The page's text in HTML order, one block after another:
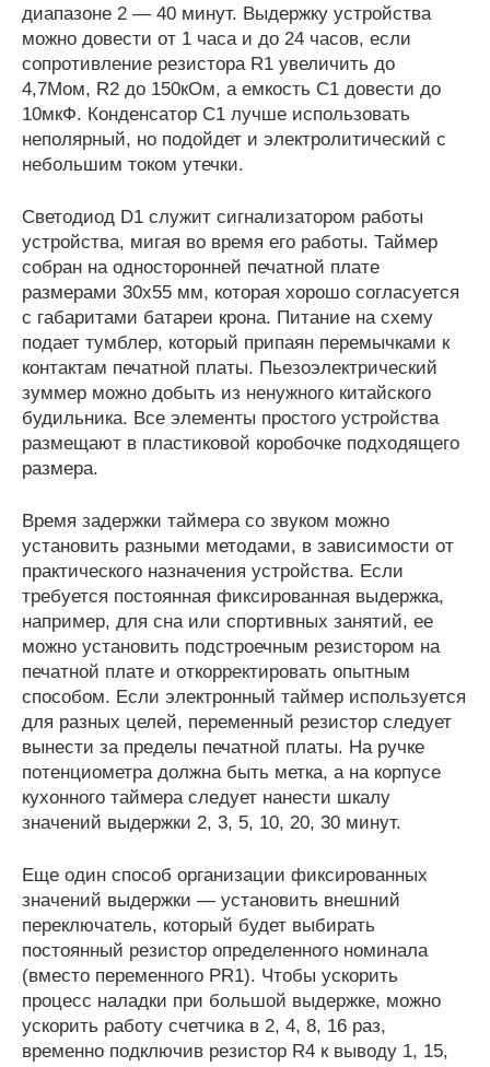
диапазоне 2 — 40 минут. Выдержку устройства
можно довести от 1 часа и до 24 часов, если
сопротивление резистора R1 увеличить до
4,7Мом, R2 до 150кОм, а емкость С1 довести до
10мкФ. Конденсатор С1 лучше использовать
неполярный, но подойдет и электролитический с
небольшим током утечки.
Светодиод D1 служит сигнализатором работы
устройства, мигая во время его работы. Таймер
собран на односторонней печатной плате
размерами 30х55 мм, которая хорошо согласуется
с габаритами батареи крона. Питание на схему
подает тумблер, который припаян перемычками к
контактам печатной платы. Пьезоэлектрический
зуммер можно добыть из ненужного китайского
будильника. Все элементы простого устройства
размещают в пластиковой коробочке подходящего
размера.
Время задержки таймера со звуком можно
установить разными методами, в зависимости от
практического назначения устройства. Если
требуется постоянная фиксированная выдержка,
например, для сна или спортивных занятий, ее
можно установить подстроечным резистором на
печатной плате и откорректировать опытным
способом. Если электронный таймер используется
для разных целей, переменный резистор следует
вынести за пределы печатной платы. На ручке
потенциометра должна быть метка, а на корпусе
кухонного таймера следует нанести шкалу
значений выдержки 2, 3, 5, 10, 20, 30 минут.
Еще один способ организации фиксированных
значений выдержки — установить внешний
переключатель, который будет выбирать
постоянный резистор определенного номинала
(вместо переменного PR1). Чтобы ускорить
процесс наладки при большой выдержке, можно
ускорить работу счетчика в 2, 4, 8, 16 раз,
временно подключив резистор R4 к выводу 1, 15,